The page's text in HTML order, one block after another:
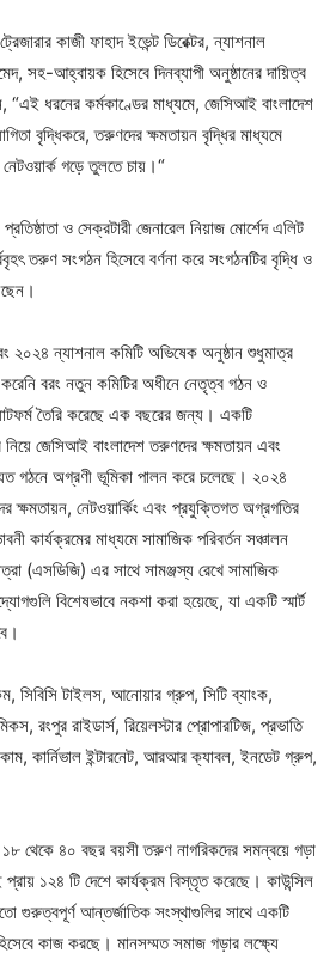
কাজী ফাহাদ ইভেন্ট ডিরেক্টর, ন্যাশনাল
সহ-আহ্বায়ক হিসেবে দিনব্যাপী অনুষ্ঠানের দায়িত্ব
“এই ধরনের কর্মকাণ্ডের মাধ্যমে, জেসিআই বাংলাদেশ
বৃদ্ধিকরে, তরুণদের ক্ষমতায়ন বৃদ্ধির মাধ্যমে
গড়ে তুলতে চায়।“
ও সেক্রটারী জেনারেল নিয়াজ মোর্শেদ এলিট
তরুণ সংগঠন হিসেবে বর্ণনা করে সংগঠনটির বৃদ্ধি ও
২০২৪ ন্যাশনাল কমিটি অভিষেক অনুষ্ঠান শুধুমাত্র
বরং নতুন কমিটির অধীনে নেতৃত্ব গঠন ও
তৈরি করেছে এক বছরের জন্য। একটি
জেসিআই বাংলাদেশ তরুণদের ক্ষমতায়ন এবং
গঠনে অগ্রণী ভূমিকা পালন করে চলেছে। ২০২৪
ক্ষমতায়ন, নেটওয়ার্কিং এবং প্রযুক্তিগত অগ্রগতির
কার্যক্রমের মাধ্যমে সামাজিক পরিবর্তন সঞ্চালন
(এসডিজি) এর সাথে সামঞ্জস্য রেখে সামাজিক
বিশেষভাবে নকশা করা হয়েছে, যা একটি স্মার্ট
সিবিসি টাইলস, আনোয়ার গ্রুপ, সিটি ব্যাংক,
রংপুর রাইডার্স, রিয়েলস্টার প্রোপারটিজ, প্রভাতি
কার্নিভাল ইন্টারনেট, আরআর ক্যাবল, ইনডেট গ্রুপ,
থেকে ৪০ বছর বয়সী তরুণ নাগরিকদের সমন্বয়ে গড়া
১২৪ টি দেশে কার্যক্রম বিস্তৃত করেছে। কাউন্সিল
আন্তর্জাতিক সংস্থাগুলির সাথে একটি
হিসেবে কাজ করছে। মানসম্মত সমাজ গড়ার লক্ষ্যে